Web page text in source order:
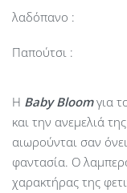
λαδόπανο :
Παπούτσι :
Η Baby Bloom για
και την ανεμελιά
αιωρούνται σαν
φαντασία. Ο
χαρακτήρας της